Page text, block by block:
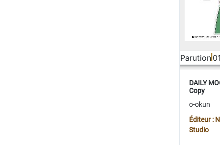
Parution
DAILY
Copy
o-okun
Éditeur :
Studio